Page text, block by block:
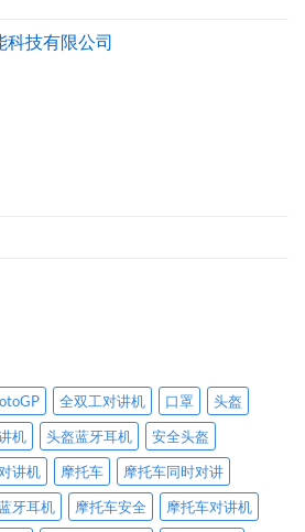
科技有限公司
全双工对讲机 口罩
头盔
机 头盔蓝牙耳机
安全头盔
讲机 摩托车
摩托车同时对讲
牙耳机 摩托车安全
摩托车对讲机